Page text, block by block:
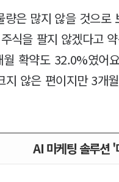
량은 많지 않을 것으
식을 팔지 않겠다고
확약도 32.0%였어
지 않은 편이지만 3개
AI 마케팅 솔루션